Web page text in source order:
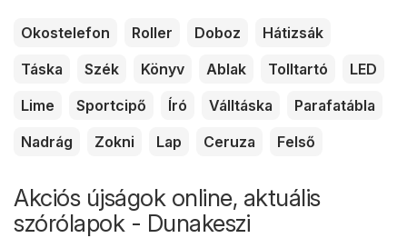
Okostelefon Roller Doboz
Hátizsák
Táska
Szék Könyv Ablak Tolltartó
LED
Lime
Sportcipő Író Válltáska
Parafatábla
Nadrág
Zokni Lap Ceruza Felső
Akciós újságok online, aktuális
szórólapok - Dunakeszi